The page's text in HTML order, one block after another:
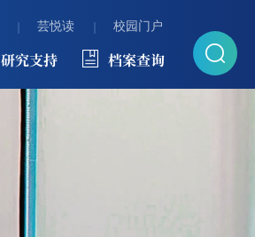
芸悦读 校园门户
研究支持 档案查询